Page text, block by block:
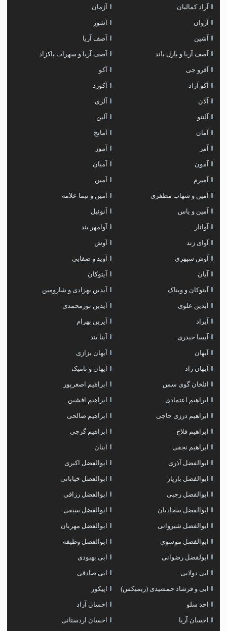
آزاد کمالیان آژمان
آژوان آشور
آشین آصف آریا
آصف آریا و پازل باند آصف آریا و سهراب پاکزاد
آفرو جی آکو
آکو آزاد آکورد
آلان آلزی
آلنتو آلین
آمان آمانج
آمر آمور
آمون آمیان
آمیرم آمین
آمین و شهاب مظفری آمین و نیما علامه
آمین و یاس آنوئیل
آواتار آوامهر بند
آوای زند آوش
آوش سپهری آوید و صفایی
آیان آیتوکان
آیتوکان و ویناک آیدین بهزادی و شارومین
آیدین علوی آیدین نورمحمدی
آیراد آیرین بهرام
آیسا حیدری آینا بند
آیهان آیهان بزازی
آیهان راد آیهان و نامیک
ائلخان گوی سس ابراهیم اصغرپور
ابراهیم اعتمادی ابراهیم افشین
ابراهیم درزی حاجی ابراهیم صالحی
ابراهیم فلاح ابراهیم گرجی
ابراهیم نجفی ابنان
ابوالفضل آذری ابوالفضل اکبری
ابوالفضل بارپاز ابوالفضل خیابانی
ابوالفضل رجبی ابوالفضل رزاقی
ابوالفضل سجادیان ابوالفضل سیفی
ابوالفضل شیروانی ابوالفضل مهربان
ابوالفضل موسوی ابوالفضل وظیفه
ابولفضل رضوانی ابی بهبودی
ابی دولابی ابی صادقی
ابی و فرشاد جمشیدی (ریمیکس) اپیکور
احد سلو احسان آراد
احسان آریا احسان اردستانی